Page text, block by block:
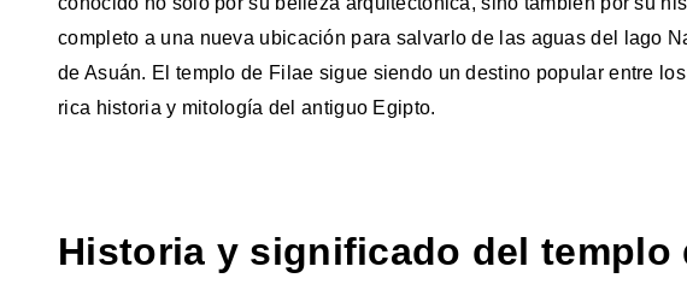
completo a una nueva ubicación para salvarlo de las aguas del lago
de Asuán. El templo de Filae sigue siendo un destino popular entre
rica historia y mitología del antiguo Egipto.
Historia y significado del templo